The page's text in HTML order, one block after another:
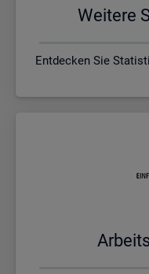
Wei­te­re
Entdecken Sie